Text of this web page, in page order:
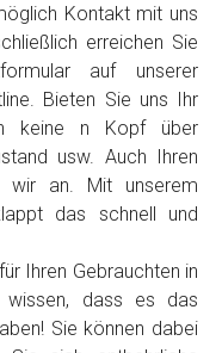
Kontakt mit uns
erreichen Sie
auf unserer
Bieten Sie uns Ihr
keine n Kopf über
usw. Auch Ihren
wir an. Mit unserem
das schnell und
Ihren Gebrauchten in
wissen, dass es das
Sie können dabei